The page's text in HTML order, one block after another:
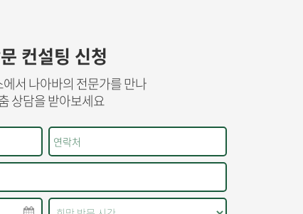
컨설팅 신청
서 나아바의 전문가를 만나
상담을 받아보세요